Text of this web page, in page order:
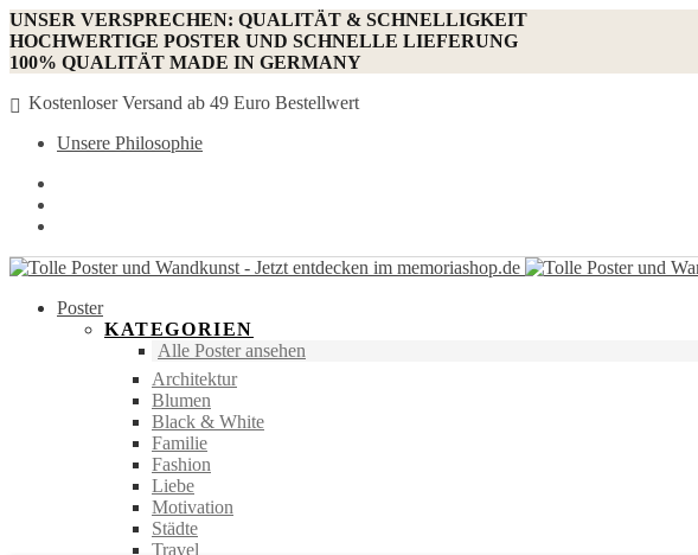
UNSER VERSPRECHEN: QUALITÄT & SCHNELLIGKEIT
HOCHWERTIGE POSTER UND SCHNELLE LIEFERUNG
100% QUALITÄT MADE IN GERMANY
Kostenloser Versand ab 49 Euro Bestellwert
Unsere Philosophie
Poster
KATEGORIEN
Alle Poster ansehen
Architektur
Blumen
Black & White
Familie
Fashion
Liebe
Motivation
Städte
Travel